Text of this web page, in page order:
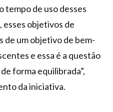
tempo de uso desses
objetivos de
de um objetivo de bem-
e essa é a questão
forma equilibrada”,
da iniciativa.